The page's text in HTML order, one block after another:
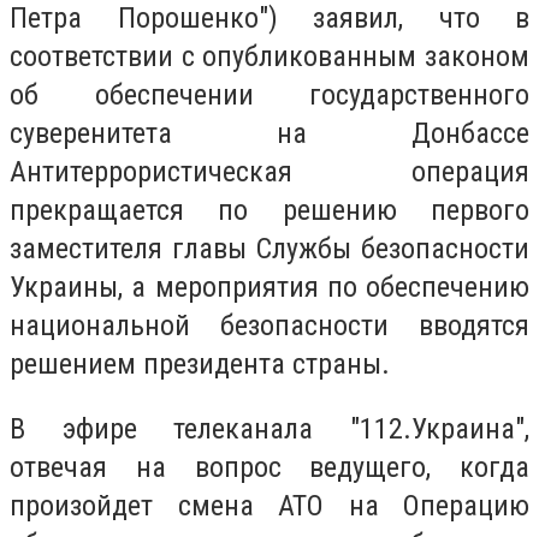
Петра Порошенко") заявил, что в
соответствии с опубликованным законом
об обеспечении государственного
суверенитета на Донбассе
Антитеррористическая операция
прекращается по решению первого
заместителя главы Службы безопасности
Украины, а мероприятия по обеспечению
национальной безопасности вводятся
решением президента страны.
В эфире телеканала "112.Украина",
отвечая на вопрос ведущего, когда
произойдет смена АТО на Операцию